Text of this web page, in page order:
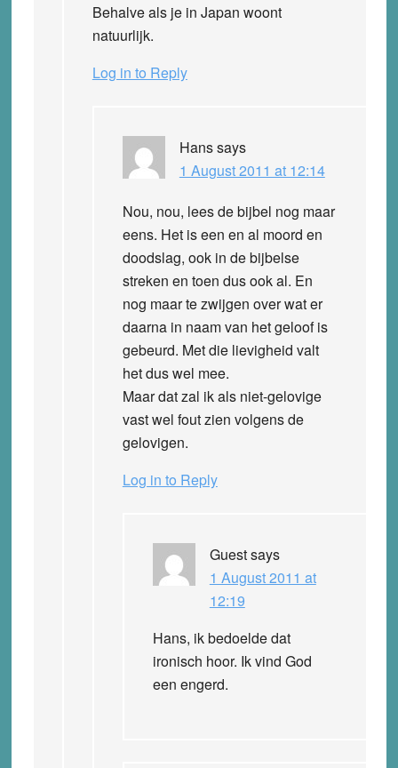
Behalve als je in Japan woont
natuurlijk.
Log in to Reply
Hanssays
1 August 2011 at 12:14
Nou, nou, lees de bijbel nog maar
eens. Het is een en al moord en
doodslag, ook in de bijbelse
streken en toen dus ook al. En
nog maar te zwijgen over wat er
daarna in naam van het geloof is
gebeurd. Met die lievigheid valt
het dus wel mee.
Maar dat zal ik als niet-gelovige
vast wel fout zien volgens de
gelovigen.
Log in to Reply
Guestsays
1 August 2011 at
12:19
Hans, ik bedoelde dat
ironisch hoor. Ik vind God
een engerd.